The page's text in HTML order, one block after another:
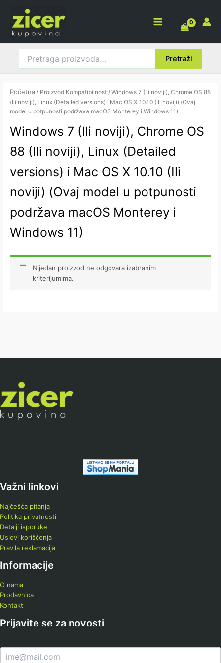
sadržaj
Menu
za:
Pretraži
Početna / Proizvod Kompatibilnost / Windows 7 (Ili noviji), Chrome OS 88
(Ili noviji), Linux (Detailed versions) i Mac OS X 10.10 (Ili noviji) (Ovaj
model u potpunosti podržava macOS Monterey i Windows 11)
Windows 7 (Ili noviji), Chrome OS
88 (Ili noviji), Linux (Detailed
versions) i Mac OS X 10.10 (Ili
noviji) (Ovaj model u potpunosti
podržava macOS Monterey i
Windows 11)
Nijedan proizvod ne odgovara izabranim
kriterijumima.
Važni linkovi
Najčešća pitanja
Politika privatnosti
Detalji isporuke
Uslovi korišćenja
Pravila reklamacija
Informacije
O nama
Prodavnica
Kontakt
Prijavite se za novosti